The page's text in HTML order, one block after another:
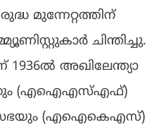
മുന്നേറ്റത്തിന്
ചിന്തിച്ചു.
അഖിലേന്ത്യാ
(എഐഎസ്എഫ്)
സഭയും (എഐകെഎസ്)